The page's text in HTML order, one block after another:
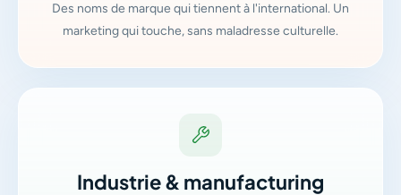
Des noms de marque qui tiennent à l'international. Un
marketing qui touche, sans maladresse culturelle.
Industrie & manufacturing